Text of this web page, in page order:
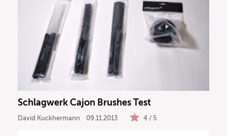
Schlagwerk Cajon Brushes Test
David Kuckhermann 09.11.2013 4 / 5